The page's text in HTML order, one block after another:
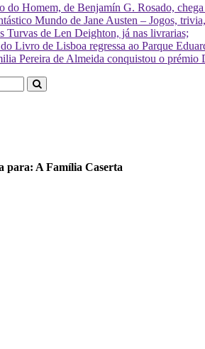
do Homem, de Benjamín G. Rosado,
Mundo de Jane Austen – Jogos,
Turvas de Len Deighton, já nas livrarias;
Livro de Lisboa regressa ao Parque
Pereira de Almeida conquistou o
para: A Família Caserta